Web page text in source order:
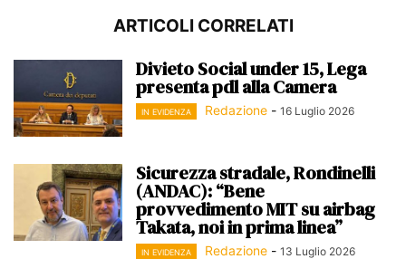
ARTICOLI CORRELATI
Divieto Social under 15, Lega
presenta pdl alla Camera
IN EVIDENZA Redazione - 16 Luglio 2026
Sicurezza stradale, Rondinelli
(ANDAC): “Bene
provvedimento MIT su airbag
Takata, noi in prima linea”
IN EVIDENZA Redazione - 13 Luglio 2026